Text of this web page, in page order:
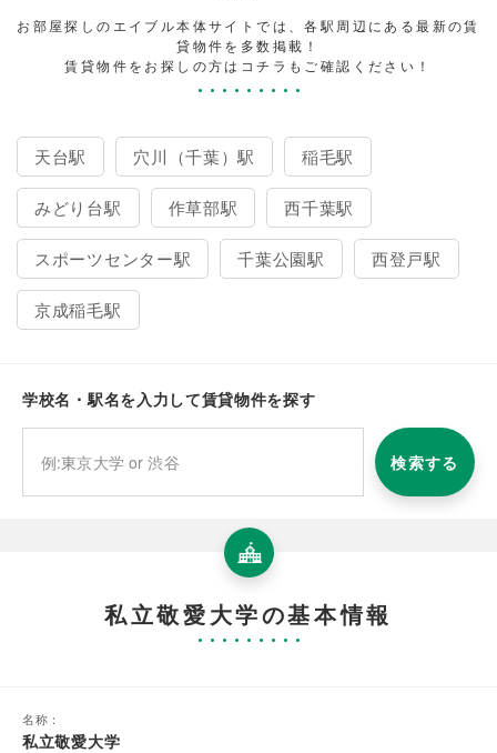
お部屋探しのエイブル本体サイトでは、各駅周辺にある最新の賃
貸物件を多数掲載！
賃貸物件をお探しの方はコチラもご確認ください！
天台駅 穴川（千葉）駅 稲毛駅
みどり台駅 作草部駅 西千葉駅
スポーツセンター駅 千葉公園駅 西登戸駅
京成稲毛駅
学校名・駅名を入力して賃貸物件を探す
検索する
私立敬愛大学の基本情報
名称：
私立敬愛大学